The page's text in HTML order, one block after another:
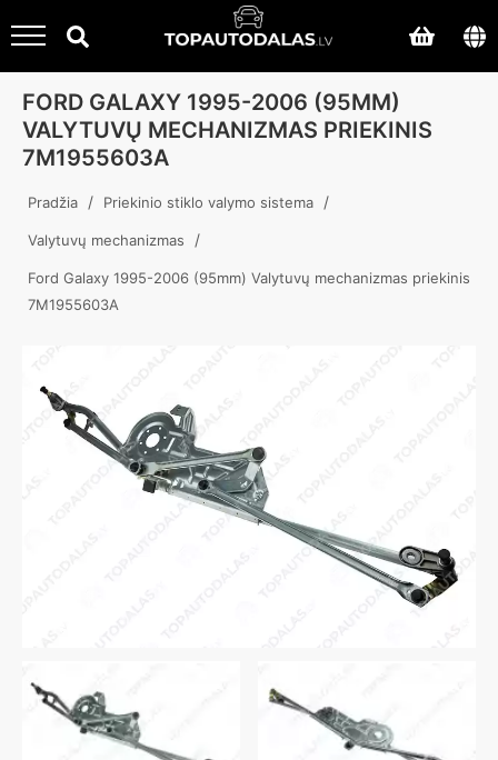
FORD GALAXY 1995-2006 (95MM)
VALYTUVŲ MECHANIZMAS PRIEKINIS
7M1955603A
Pradžia / Priekinio stiklo valymo sistema /
Valytuvų mechanizmas /
Ford Galaxy 1995-2006 (95mm) Valytuvų mechanizmas priekinis
7M1955603A